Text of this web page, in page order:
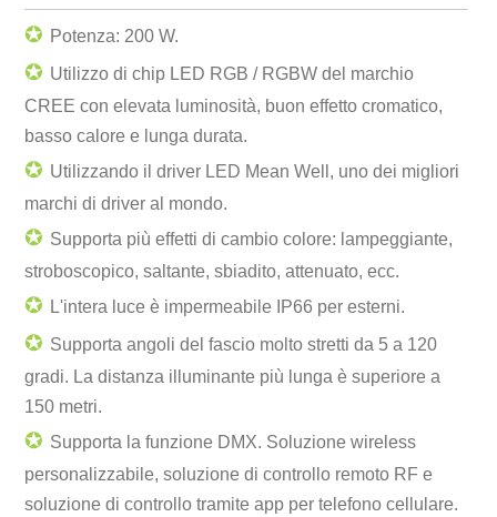
✪ Potenza: 200 W.
✪ Utilizzo di chip LED RGB / RGBW del marchio
CREE con elevata luminosità, buon effetto cromatico,
basso calore e lunga durata.
✪ Utilizzando il driver LED Mean Well, uno dei migliori
marchi di driver al mondo.
✪ Supporta più effetti di cambio colore: lampeggiante,
stroboscopico, saltante, sbiadito, attenuato, ecc.
✪ L'intera luce è impermeabile IP66 per esterni.
✪ Supporta angoli del fascio molto stretti da 5 a 120
gradi. La distanza illuminante più lunga è superiore a
150 metri.
✪ Supporta la funzione DMX. Soluzione wireless
personalizzabile, soluzione di controllo remoto RF e
soluzione di controllo tramite app per telefono cellulare.